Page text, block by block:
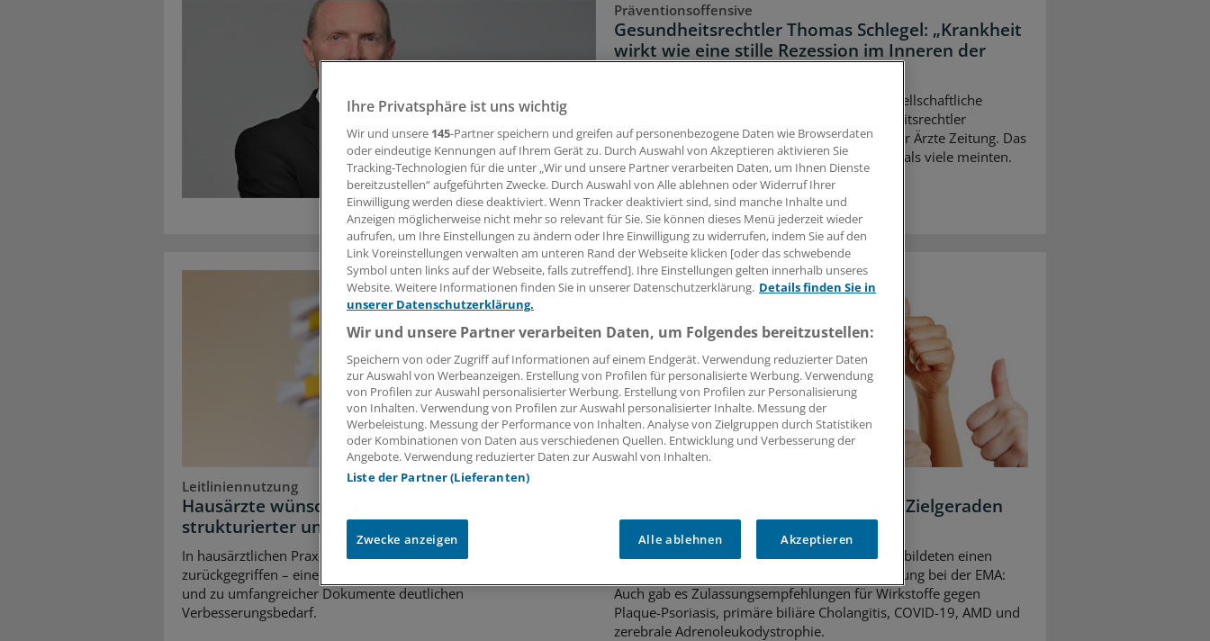
Präventionsoffensive
Gesundheitsrechtler Thomas Schlegel: „Krankheit
wirkt wie eine stille Rezession im Inneren der
Die Koalition will die Prävention als gesamtgesellschaftliche
Aufgabe stärken. Richtig so, sagt der Gesundheitsrechtler
Professor Thomas Schlegel im Interview mit der Ärzte Zeitung. Das
Thema habe aber eine viel größere Dimension als viele meinten.
Leitliniennutzung
Hausärzte wünschen sich Leitlinien kürzer,
strukturierter und praxisnäher
In hausärztlichen Praxen wird durchaus regelmäßig auf Leitlinien
zurückgegriffen – eine Umfrage zeigt allerdings wegen Zeitmangels
und zu umfangreicher Dokumente deutlichen
Verbesserungsbedarf.
Acht Pharma-Innovationen auf der Zielgeraden
zur EU-Zulassung
Neue Ansätze gegen zu hohe Cholesterinwerte bildeten einen
Schwerpunkt der jüngsten Experten-Begutachtung bei der EMA:
Auch gab es Zulassungsempfehlungen für Wirkstoffe gegen
Plaque-Psoriasis, primäre biliäre Cholangitis, COVID-19, AMD und
zerebrale Adrenoleukodystrophie.
Ihre Privatsphäre ist uns wichtig
Wir und unsere 145-Partner speichern und greifen auf personenbezogene Daten wie Browserdaten
oder eindeutige Kennungen auf Ihrem Gerät zu. Durch Auswahl von Akzeptieren aktivieren Sie
Tracking-Technologien für die unter „Wir und unsere Partner verarbeiten Daten, um Ihnen Dienste
bereitzustellen“ aufgeführten Zwecke. Durch Auswahl von Alle ablehnen oder Widerruf Ihrer
Einwilligung werden diese deaktiviert. Wenn Tracker deaktiviert sind, sind manche Inhalte und
Anzeigen möglicherweise nicht mehr so relevant für Sie. Sie können dieses Menü jederzeit wieder
aufrufen, um Ihre Einstellungen zu ändern oder Ihre Einwilligung zu widerrufen, indem Sie auf den
Link Voreinstellungen verwalten am unteren Rand der Webseite klicken [oder das schwebende
Symbol unten links auf der Webseite, falls zutreffend]. Ihre Einstellungen gelten innerhalb unseres
Website. Weitere Informationen finden Sie in unserer Datenschutzerklärung. Details finden Sie in
unserer Datenschutzerklärung.
Wir und unsere Partner verarbeiten Daten, um Folgendes bereitzustellen:
Speichern von oder Zugriff auf Informationen auf einem Endgerät. Verwendung reduzierter Daten
zur Auswahl von Werbeanzeigen. Erstellung von Profilen für personalisierte Werbung. Verwendung
von Profilen zur Auswahl personalisierter Werbung. Erstellung von Profilen zur Personalisierung
von Inhalten. Verwendung von Profilen zur Auswahl personalisierter Inhalte. Messung der
Werbeleistung. Messung der Performance von Inhalten. Analyse von Zielgruppen durch Statistiken
oder Kombinationen von Daten aus verschiedenen Quellen. Entwicklung und Verbesserung der
Angebote. Verwendung reduzierter Daten zur Auswahl von Inhalten.
Liste der Partner (Lieferanten)
Zwecke anzeigen Alle ablehnen Akzeptieren